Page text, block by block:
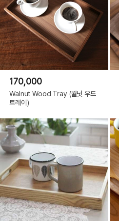
170,000
Walnut Wood Tray (월넛 우드
트레이)